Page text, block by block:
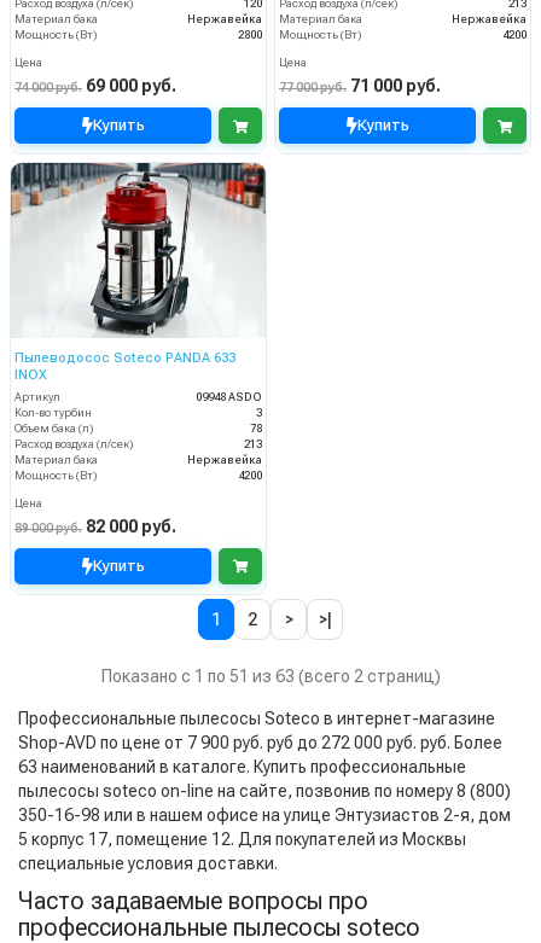
Расход воздуха (л/сек)
120
Материал бака
Нержавейка
Мощность (Вт)
2800
Цена
74 000 руб. 69 000 руб.
Купить
Расход воздуха (л/сек)
213
Материал бака
Нержавейка
Мощность (Вт)
4200
Цена
77 000 руб. 71 000 руб.
Купить
Пылеводосос Soteco PANDA 633
INOX
Артикул
09948 ASDO
Кол-во турбин
3
Объем бака (л)
78
Расход воздуха (л/сек)
213
Материал бака
Нержавейка
Мощность (Вт)
4200
Цена
89 000 руб. 82 000 руб.
Купить
1 2 > >|
Показано с 1 по 51 из 63 (всего 2 страниц)
Профессиональные пылесосы Soteco в интернет-магазине
Shop-AVD по цене от 7 900 руб. руб до 272 000 руб. руб. Более
63 наименований в каталоге. Купить профессиональные
пылесосы soteco on-line на сайте, позвонив по номеру 8 (800)
350-16-98 или в нашем офисе на улице Энтузиастов 2-я, дом
5 корпус 17, помещение 12. Для покупателей из Москвы
специальные условия доставки.
Часто задаваемые вопросы про
профессиональные пылесосы soteco